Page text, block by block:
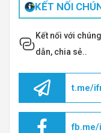
KẾT NỐI
Kết nối với
dẫn, chia sẻ..
t.me/
fb.me/